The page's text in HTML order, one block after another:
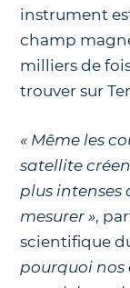
instrument
champ
milliers de
trouver sur
« Même les
satellite
plus intenses
mesurer »,
scientifique
pourquoi nos